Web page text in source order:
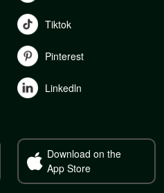
Tiktok
Pinterest
Linkedln
Download on the
App Store